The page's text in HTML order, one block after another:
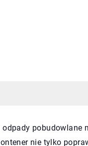
nie tylko